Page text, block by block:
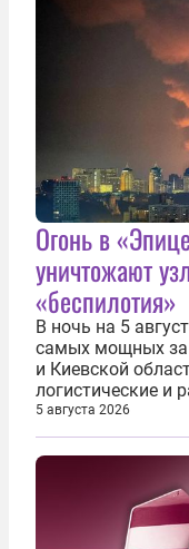
Огонь в
уничтожают
«беспилотия»
В ночь на 5
самых мощных за
и Киевской
логистические и
которые ВСУ
доставки
назначения.
5 августа 2026